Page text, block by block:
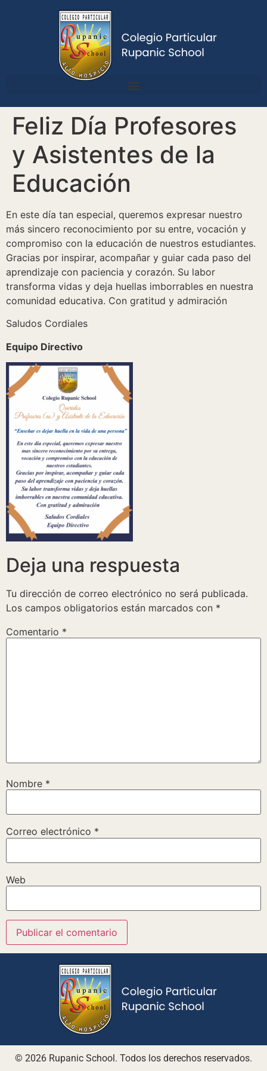
Feliz Día Profesores
y Asistentes de la
Educación
En este día tan especial, queremos expresar nuestro
más sincero reconocimiento por su entre, vocación y
compromiso con la educación de nuestros estudiantes.
Gracias por inspirar, acompañar y guiar cada paso del
aprendizaje con paciencia y corazón. Su labor
transforma vidas y deja huellas imborrables en nuestra
comunidad educativa. Con gratitud y admiración
Saludos Cordiales
Equipo Directivo
Deja una respuesta
Tu dirección de correo electrónico no será publicada.
Los campos obligatorios están marcados con *
Comentario *
Nombre *
Correo electrónico *
Web
© 2026 Rupanic School. Todos los derechos reservados.